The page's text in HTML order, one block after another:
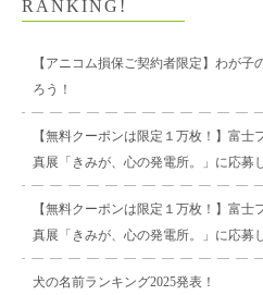
RANKING!
【アニコム損保ご契約者限定】わが
ろう！
【無料クーポンは限定１万枚！】富
真展「きみが、心の発電所。」に応募
【無料クーポンは限定１万枚！】富
真展「きみが、心の発電所。」に応募
犬の名前ランキング2025発表！